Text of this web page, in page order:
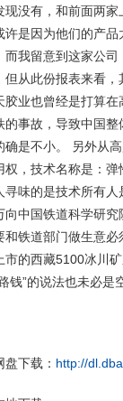
现没有，和前面两
许是因为他们的产品
而我留意到这家公
但从此份报表来看
胶业也曾经是打算
的事故，导致中国
确是不小。 另外从
权，技术名称是：
寻味的是技术所有
向中国铁道科学研
和铁道部门做生意必
市的西藏5100冰川
钱”的说法也未必是
盘下载： http://